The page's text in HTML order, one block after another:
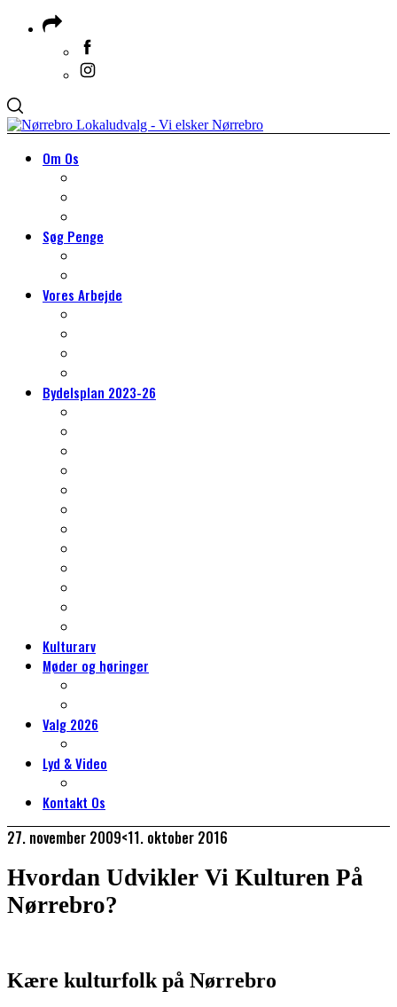
Om Os
Søg Penge
Vores Arbejde
Bydelsplan 2023-26
Kulturarv
Møder og høringer
Valg 2026
Lyd & Video
Kontakt Os
27. november 2009<11. oktober 2016
Hvordan Udvikler Vi Kulturen På
Nørrebro?
Kære kulturfolk på Nørrebro